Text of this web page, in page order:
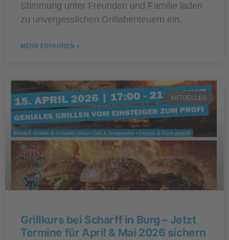
Stimmung unter Freunden und Familie laden
zu unvergesslichen Grillabenteuern ein.
MEHR ERFAHREN »
AKTUELLES
Grillkurs bei Scharff in Burg – Jetzt
Termine für April & Mai 2026 sichern